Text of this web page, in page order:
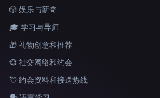
🎲 娱乐与新奇
🎓 学习与导师
🎁 礼物创意和推荐
💞 社交网络和约会
💘 约会资料和接送热线